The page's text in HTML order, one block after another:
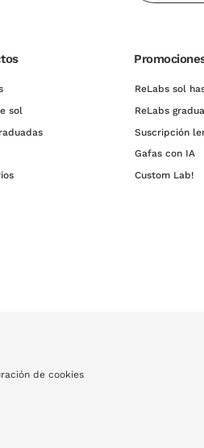
sol
ReLabs sol
ReLabs
Suscripción
Gafas con IA
Custom Lab!
de cookies